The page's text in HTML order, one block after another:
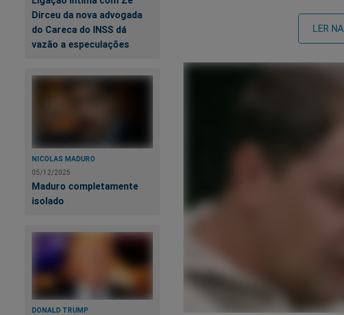
Dirceu da nova advogada
do Careca do INSS dá
vazão a especulações
NICOLAS MADURO
05/12/2025
Maduro completamente
isolado
DONALD TRUMP
LER